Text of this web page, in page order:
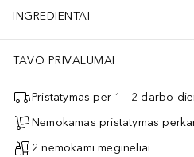
INGREDIENTAI
TAVO PRIVALUMAI
Pristatymas per 1 - 2 darbo
Nemokamas pristatymas
2 nemokami mėginėliai